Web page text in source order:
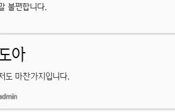
불편합니다.
도아
도 마찬가지입니다.